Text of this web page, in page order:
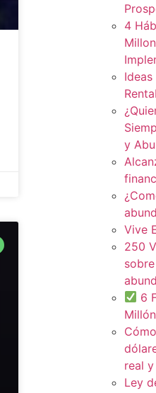
4
y
Vive
250
6
real
Ley